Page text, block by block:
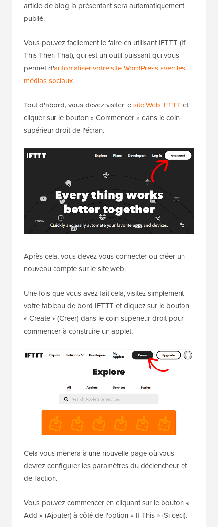
article de blog la présentant sera automatiquement
publié.
Vous pouvez facilement le faire en utilisant IFTTT (If
This Then That), qui est un outil puissant qui vous
permet d'automatiser votre site WordPress avec les
médias sociaux.
Tout d'abord, vous devez visiter lesite Web IFTTT et
cliquer sur le bouton « Commencer » dans le coin
supérieur droit de l'écran.
Après cela, vous devez vous connecter ou créer un
nouveau compte sur le site web.
Une fois que vous avez fait cela, visitez simplement
votre tableau de bord IFTTT et cliquez sur le bouton
« Create » (Créer) dans le coin supérieur droit pour
commencer à construire un applet.
Cela vous mènera à une nouvelle page où vous
devrez configurer les paramètres du déclencheur et
de l'action.
Vous pouvez commencer en cliquant sur le bouton «
Add » (Ajouter) à côté de l'option « If This » (Si ceci).